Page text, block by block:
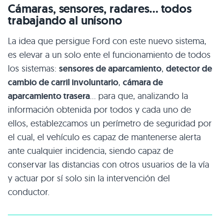
Cámaras, sensores, radares… todos
trabajando al unísono
La idea que persigue Ford con este nuevo sistema,
es elevar a un solo ente el funcionamiento de todos
los sistemas: sensores de aparcamiento, detector de
cambio de carril involuntario, cámara de
aparcamiento trasera… para que, analizando la
información obtenida por todos y cada uno de
ellos, establezcamos un perímetro de seguridad por
el cual, el vehículo es capaz de mantenerse alerta
ante cualquier incidencia, siendo capaz de
conservar las distancias con otros usuarios de la vía
y actuar por sí solo sin la intervención del
conductor.